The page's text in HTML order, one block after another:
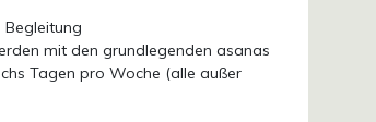
Begleitung
mit den grundlegenden asanas
Tagen pro Woche (alle außer